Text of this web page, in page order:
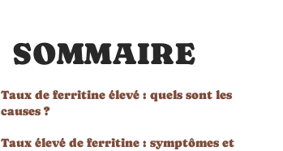
SOMMAIRE
Taux de ferritine élevé : quels sont les
causes ?
Taux élevé de ferritine : symptômes et